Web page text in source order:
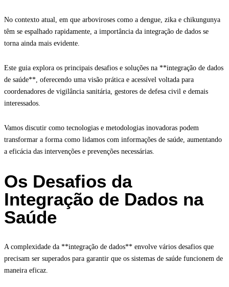
No contexto atual, em que arboviroses como a dengue, zika e chikungunya
têm se espalhado rapidamente, a importância da integração de dados se
torna ainda mais evidente.
Este guia explora os principais desafios e soluções na **integração de dados
de saúde**, oferecendo uma visão prática e acessível voltada para
coordenadores de vigilância sanitária, gestores de defesa civil e demais
interessados.
Vamos discutir como tecnologias e metodologias inovadoras podem
transformar a forma como lidamos com informações de saúde, aumentando
a eficácia das intervenções e prevenções necessárias.
Os Desafios da
Integração de Dados na
Saúde
A complexidade da **integração de dados** envolve vários desafios que
precisam ser superados para garantir que os sistemas de saúde funcionem de
maneira eficaz.